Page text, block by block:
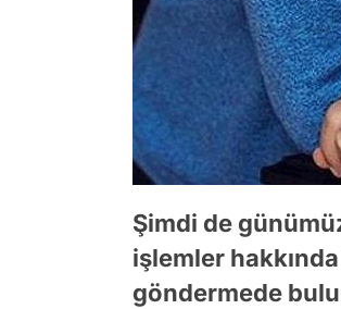
Şimdi de
işlemler
göndermede